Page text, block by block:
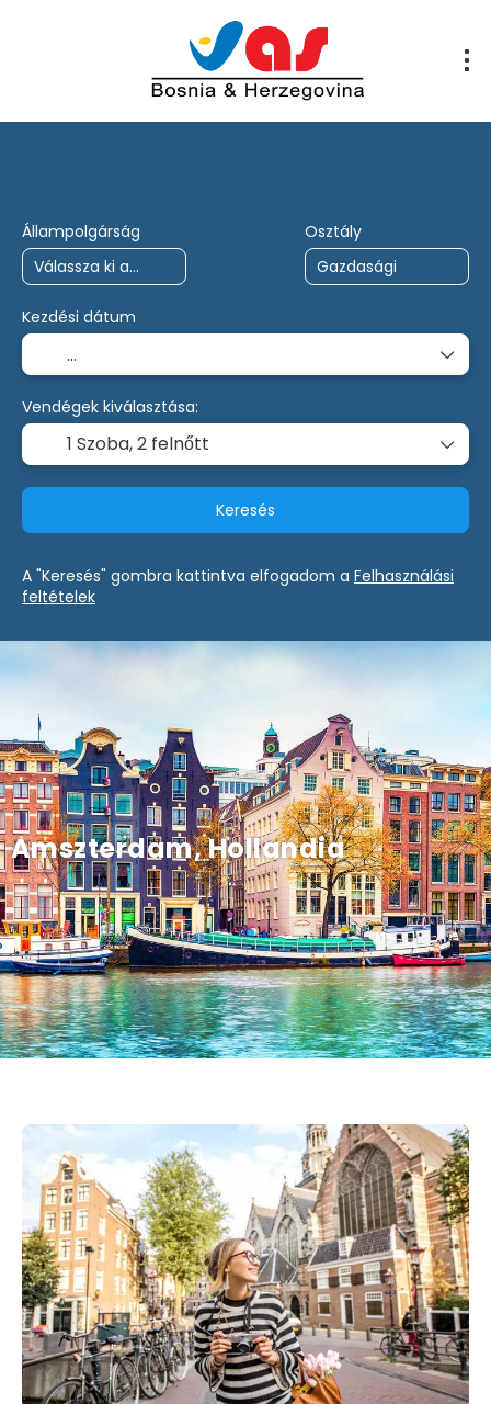
Amszterdam, Hollandia
Állampolgárság Osztály
Kezdési dátum
Vendégek kiválasztása:
1 Szoba,2 felnőtt
Keresés
A "Keresés" gombra kattintva elfogadom a Felhasználási
feltételek